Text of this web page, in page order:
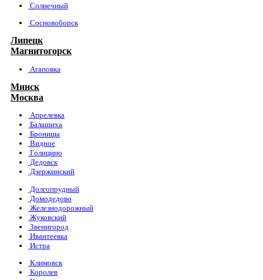
Солнечный
Сосновоборск
Липецк
Магнитогорск
Агаповка
Минск
Москва
Апрелевка
Балашиха
Броницы
Видное
Голицино
Дедовск
Дзержинский
Долгопрудный
Домодедово
Железнодорожный
Жуковский
Звенигород
Ивантеевка
Истра
Климовск
Королев